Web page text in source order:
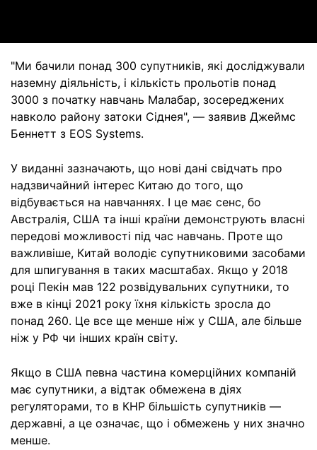
"Ми бачили понад 300 супутників, які досліджували
наземну діяльність, і кількість прольотів понад
3000 з початку навчань Малабар, зосереджених
навколо району затоки Сіднея", — заявив Джеймс
Беннетт з EOS Systems.
У виданні зазначають, що нові дані свідчать про
надзвичайний інтерес Китаю до того, що
відбувається на навчаннях. І це має сенс, бо
Австралія, США та інші країни демонструють власні
передові можливості під час навчань. Проте що
важливіше, Китай володіє супутниковими засобами
для шпигування в таких масштабах. Якщо у 2018
році Пекін мав 122 розвідувальних супутники, то
вже в кінці 2021 року їхня кількість зросла до
понад 260. Це все ще менше ніж у США, але більше
ніж у РФ чи інших країн світу.
Якщо в США певна частина комерційних компаній
має супутники, а відтак обмежена в діях
регуляторами, то в КНР більшість супутників —
державні, а це означає, що і обмежень у них значно
менше.